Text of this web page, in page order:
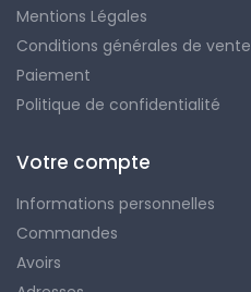
Mentions Légales
Conditions générales de vente
Paiement
Politique de confidentialité
Votre compte
Informations personnelles
Commandes
Avoirs